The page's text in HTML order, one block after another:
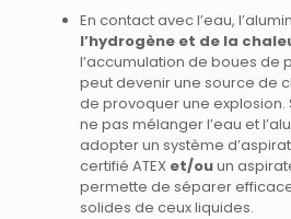
En contact avec l’eau,
l’hydrogène et de la
l’accumulation de boues de
peut devenir une source de
de provoquer une explosion.
ne pas mélanger l’eau et
adopter un système
certifié ATEX et/ouun
permette de séparer
solides de ceux liquides.